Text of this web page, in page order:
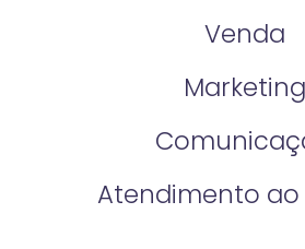
Venda
Marketing
Atendimento ao